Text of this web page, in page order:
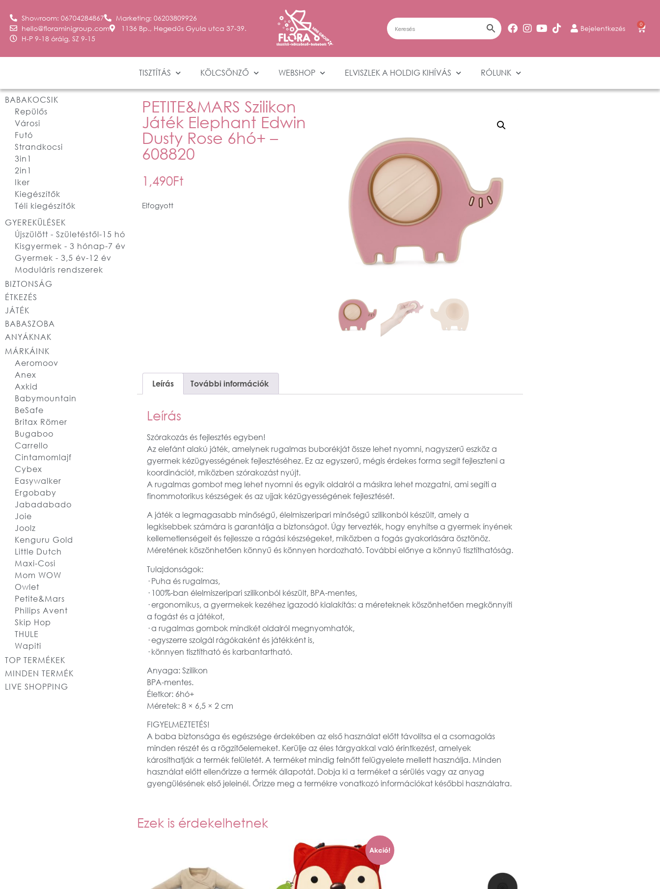
Showroom: 06704284867
Marketing: 06203809926
hello@floraminigroup.com
1136 Bp., Hegedűs Gyula utca 37-39.
H-P 9-18 óráig, SZ 9-15
Bejelentkezés 0
TISZTÍTÁS KÖLCSÖNZŐ WEBSHOP ELVISZLEK A HOLDIG KIHÍVÁS RÓLUNK
BABAKOCSIK
Repülős
Városi
Futó
Strandkocsi
3in1
2in1
Iker
Kiegészítők
Téli kiegészítők
GYEREKÜLÉSEK
Újszülött - Születéstől-15 hó
Kisgyermek - 3 hónap-7 év
Gyermek - 3,5 év-12 év
Moduláris rendszerek
BIZTONSÁG
ÉTKEZÉS
JÁTÉK
BABASZOBA
ANYÁKNAK
MÁRKÁINK
Aeromoov
Anex
Axkid
Babymountain
BeSafe
Britax Römer
Bugaboo
Carrello
Cintamomlajf
Cybex
Easywalker
Ergobaby
Jabadabado
Joie
Joolz
Kenguru Gold
Little Dutch
Maxi-Cosi
Mom WOW
Owlet
Petite&Mars
Philips Avent
Skip Hop
THULE
Wapiti
TOP TERMÉKEK
MINDEN TERMÉK
LIVE SHOPPING
PETITE&MARS Szilikon
Játék Elephant Edwin
Dusty Rose 6hó+ –
608820
1,490Ft
Elfogyott
Leírás További információk
Leírás
Szórakozás és fejlesztés egyben!
Az elefánt alakú játék, amelynek rugalmas buborékját össze lehet nyomni, nagyszerű eszköz a
gyermek kézügyességének fejlesztéséhez. Ez az egyszerű, mégis érdekes forma segít fejleszteni a
koordinációt, miközben szórakozást nyújt.
A rugalmas gombot meg lehet nyomni és egyik oldalról a másikra lehet mozgatni, ami segíti a
finommotorikus készségek és az ujjak kézügyességének fejlesztését.
A játék a legmagasabb minőségű, élelmiszeripari minőségű szilikonból készült, amely a
legkisebbek számára is garantálja a biztonságot. Úgy tervezték, hogy enyhítse a gyermek ínyének
kellemetlenségeit és fejlessze a rágási készségeket, miközben a fogás gyakorlására ösztönöz.
Méretének köszönhetően könnyű és könnyen hordozható. További előnye a könnyű tisztíthatóság.
Tulajdonságok:
· Puha és rugalmas,
· 100%-ban élelmiszeripari szilikonból készült, BPA-mentes,
· ergonomikus, a gyermekek kezéhez igazodó kialakítás: a méreteknek köszönhetően megkönnyíti
a fogást és a játékot,
· a rugalmas gombok mindkét oldalról megnyomhatók,
· egyszerre szolgál rágókaként és játékként is,
· könnyen tisztítható és karbantartható.
Anyaga: Szilikon
BPA-mentes.
Életkor: 6hó+
Méretek: 8 × 6,5 × 2 cm
FIGYELMEZTETÉS!
A baba biztonsága és egészsége érdekében az első használat előtt távolítsa el a csomagolás
minden részét és a rögzítőelemeket. Kerülje az éles tárgyakkal való érintkezést, amelyek
károsíthatják a termék felületét. A terméket mindig felnőtt felügyelete mellett használja. Minden
használat előtt ellenőrizze a termék állapotát. Dobja ki a terméket a sérülés vagy az anyag
gyengülésének első jeleinél. Őrizze meg a termékre vonatkozó információkat későbbi használatra.
Ezek is érdekelhetnek
Akció!